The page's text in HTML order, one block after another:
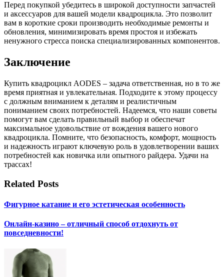
Перед покупкой убедитесь в широкой доступности запчастей
и аксессуаров для вашей модели квадроцикла. Это позволит
вам в короткие сроки производить необходимые ремонты и
обновления, минимизировать время простоя и избежать
ненужного стресса поиска специализированных компонентов.
Заключение
Купить квадроцикл AODES – задача ответственная, но в то же
время приятная и увлекательная. Подходите к этому процессу
с должным вниманием к деталям и реалистичным
пониманием своих потребностей. Надеемся, что наши советы
помогут вам сделать правильный выбор и обеспечат
максимальное удовольствие от вождения вашего нового
квадроцикла. Помните, что безопасность, комфорт, мощность
и надежность играют ключевую роль в удовлетворении ваших
потребностей как новичка или опытного райдера. Удачи на
трассах!
Related Posts
Фигурное катание и его эстетическая особенность
Онлайн-казино – отличный способ отдохнуть от
повседневности!